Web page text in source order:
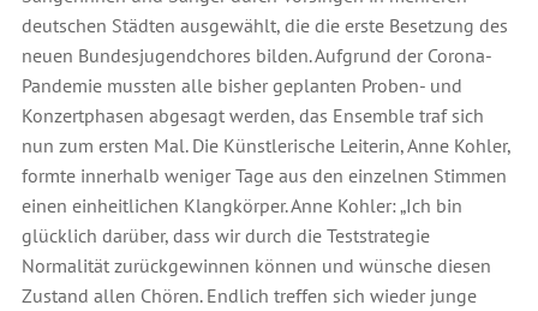
deutschen Städten ausgewählt, die die erste Besetzung des
neuen Bundesjugendchores bilden. Aufgrund der Corona-
Pandemie mussten alle bisher geplanten Proben- und
Konzertphasen abgesagt werden, das Ensemble traf sich
nun zum ersten Mal. Die Künstlerische Leiterin, Anne Kohler,
formte innerhalb weniger Tage aus den einzelnen Stimmen
einen einheitlichen Klangkörper. Anne Kohler: „Ich bin
glücklich darüber, dass wir durch die Teststrategie
Normalität zurückgewinnen können und wünsche diesen
Zustand allen Chören. Endlich treffen sich wieder junge